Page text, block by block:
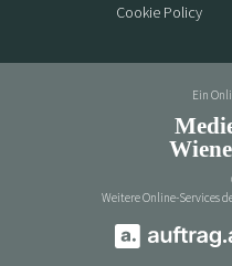
Cookie Policy
Ein
Weitere Online-Services